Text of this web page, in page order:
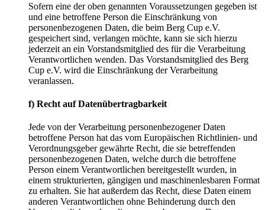
Sofern eine der oben genannten Voraussetzungen gegeben ist
und eine betroffene Person die Einschränkung von
personenbezogenen Daten, die beim Berg Cup e.V.
gespeichert sind, verlangen möchte, kann sie sich hierzu
jederzeit an ein Vorstandsmitglied des für die Verarbeitung
Verantwortlichen wenden. Das Vorstandsmitglied des Berg
Cup e.V. wird die Einschränkung der Verarbeitung
veranlassen.
f) Recht auf Datenübertragbarkeit
Jede von der Verarbeitung personenbezogener Daten
betroffene Person hat das vom Europäischen Richtlinien- und
Verordnungsgeber gewährte Recht, die sie betreffenden
personenbezogenen Daten, welche durch die betroffene
Person einem Verantwortlichen bereitgestellt wurden, in
einem strukturierten, gängigen und maschinenlesbaren Format
zu erhalten. Sie hat außerdem das Recht, diese Daten einem
anderen Verantwortlichen ohne Behinderung durch den